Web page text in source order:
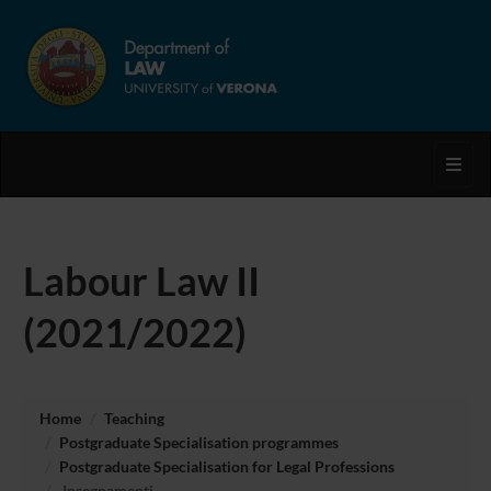
Labour Law II
(2021/2022)
Home
Teaching
Postgraduate Specialisation programmes
Postgraduate Specialisation for Legal Professions